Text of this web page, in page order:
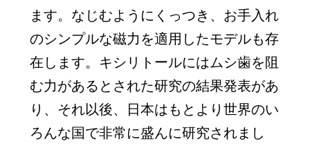
ます。なじむようにくっつき、お手入れ
のシンプルな磁力を適用したモデルも存
在します。キシリトールにはムシ歯を阻
む力があるとされた研究の結果発表があ
り、それ以後、日本はもとより世界のい
ろんな国で非常に盛んに研究されまし